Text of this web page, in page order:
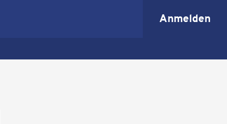
Anmelden